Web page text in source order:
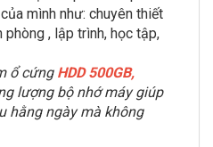
mình như: chuyên thiết
, lập trình, học tập,
ổ cứng HDD 500GB,
lượng bộ nhớ máy giúp
hằng ngày mà không